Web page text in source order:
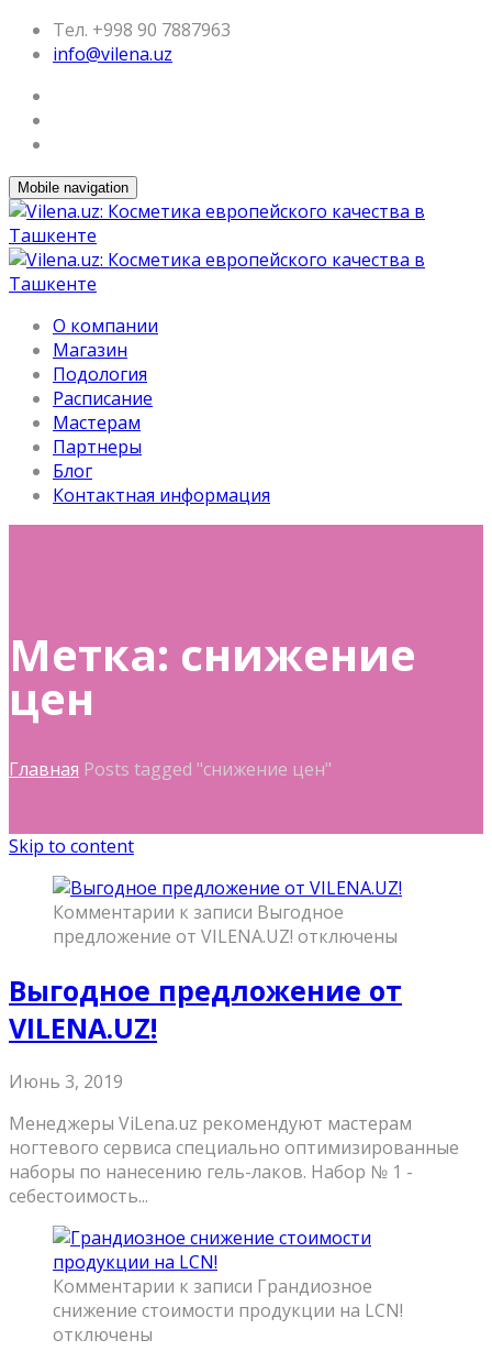
Тел. +998 90 7887963
info@vilena.uz
Mobile navigation
О компании
Магазин
Подология
Расписание
Мастерам
Партнеры
Блог
Контактная информация
Метка: снижение
цен
Главная Posts tagged "снижение цен"
Skip to content
Комментарии к записи Выгодное
предложение от VILENA.UZ! отключены
Выгодное предложение от
VILENA.UZ!
Июнь 3, 2019
Менеджеры ViLena.uz рекомендуют мастерам
ногтевого сервиса специально оптимизированные
наборы по нанесению гель-лаков. Набор № 1 -
себестоимость...
Комментарии к записи Грандиозное
снижение стоимости продукции на LCN!
отключены